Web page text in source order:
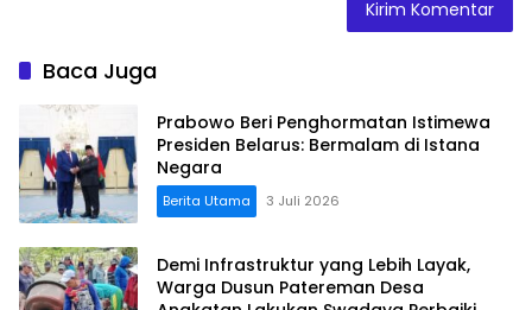
Baca Juga
Prabowo Beri Penghormatan Istimewa
Presiden Belarus: Bermalam di Istana
Negara
Berita Utama 3 Juli 2026
Demi Infrastruktur yang Lebih Layak,
Warga Dusun Patereman Desa